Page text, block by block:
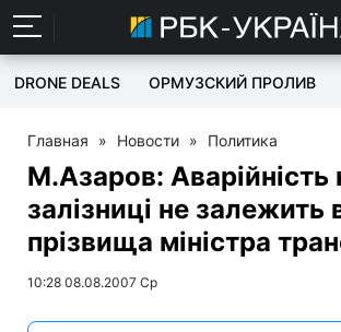
DRONE DEALS ОРМУЗСКИЙ ПРОЛИВ
Главная » Новости » Политика
М.Азаров: Аварійність
залізниці не залежить
прізвища міністра
10:28 08.08.2007 Ср